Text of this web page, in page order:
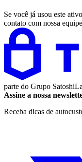
Se você já usou este
contato com nossa
parte do Grupo
Assine a nossa
Receba dicas de